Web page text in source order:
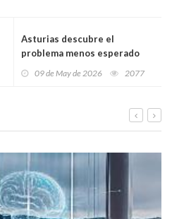
Asturias descubre el
problema menos esperado
siquiera logra gastarlos a
09 de May de 2026 2077